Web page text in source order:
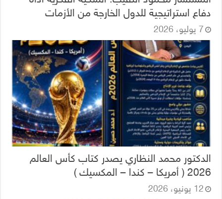
دفاع استراتيجية للدول الخارجة من الأزمات
7 يوليو، 2026
الدكتور محمد النظاري يصدر كتاب كأس العالم
2026 ( أمريكا – كندا – المكسيك )
12 يونيو، 2026